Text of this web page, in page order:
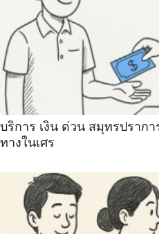
บริการ เงิน ด่วน สมุทรปราก
ทางในเศร